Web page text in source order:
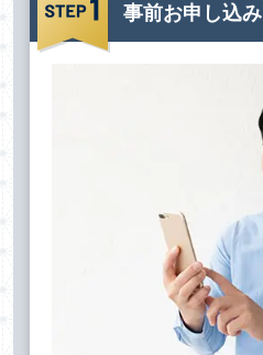
事前お申し込み